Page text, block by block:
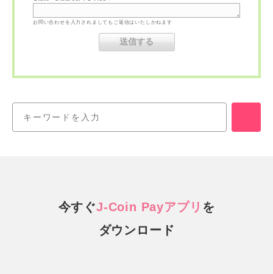
お問い合わせを入力されましてもご返信はいたしかねます
今すぐJ-Coin Payアプリ を
ダウンロード